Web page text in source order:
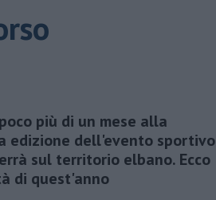
più di un mese alla
edizione dell'evento sportivo
sul territorio elbano. Ecco
di quest'anno